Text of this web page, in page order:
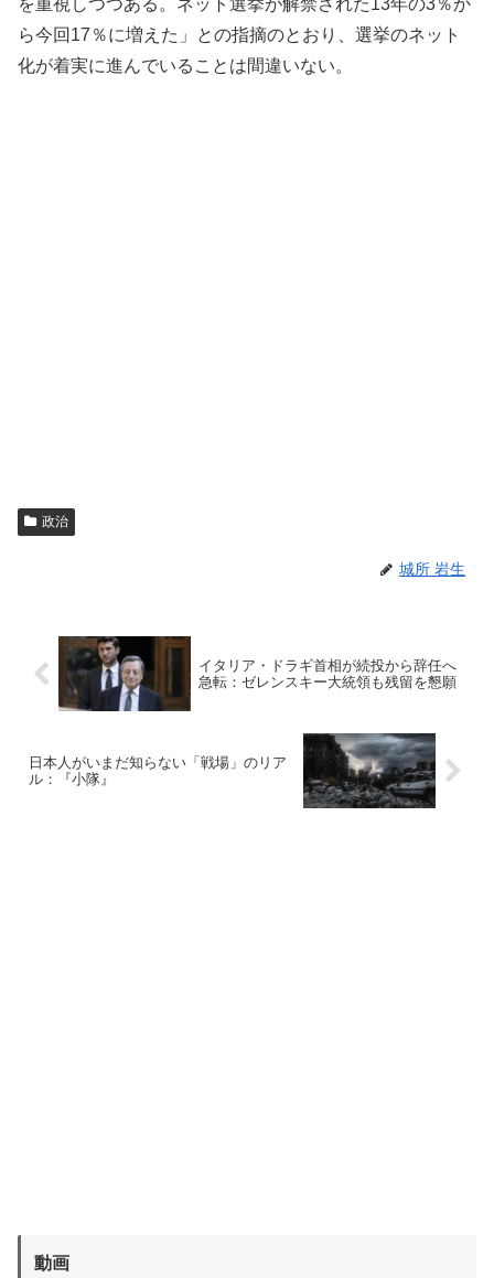
を重視しつつある。ネット選挙が解禁された13年の3％か
ら今回17％に増えた」との指摘のとおり、選挙のネット
化が着実に進んでいることは間違いない。
政治
城所 岩生
イタリア・ドラギ首相が続投から辞任へ
急転：ゼレンスキー大統領も残留を懇願
日本人がいまだ知らない「戦場」のリア
ル：『小隊』
動画